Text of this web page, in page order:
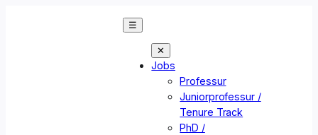
☰
✕
Jobs
Professur
Juniorprofessur /
Tenure Track
PhD /